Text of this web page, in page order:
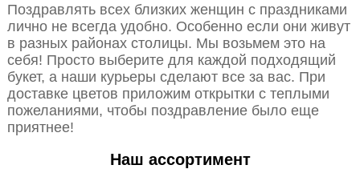
Поздравлять всех близких женщин с праздниками
лично не всегда удобно. Особенно если они живут
в разных районах столицы. Мы возьмем это на
себя! Просто выберите для каждой подходящий
букет, а наши курьеры сделают все за вас. При
доставке цветов приложим открытки с теплыми
пожеланиями, чтобы поздравление было еще
приятнее!
Наш ассортимент